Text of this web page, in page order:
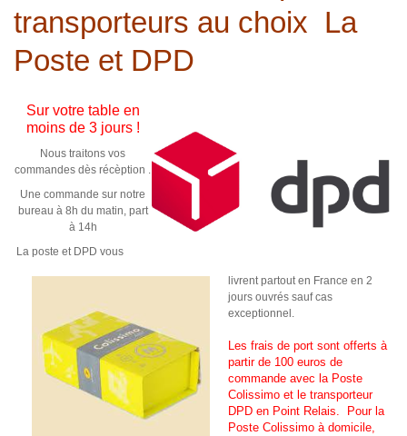
Douceurs et Coffrets Cadeaux
Miel et Apiculture
transporteurs au choix La
Poste et DPD
Sur votre table en
moins de 3 jours !
Nous traitons vos
commandes dès récèption .
Une commande sur notre
bureau à 8h du matin, part
à 14h
La poste et DPD vous
livrent partout en France en 2
jours ouvrés sauf cas
exceptionnel.
Les frais de port sont offerts à
partir de 100 euros de
commande avec la Poste
Colissimo et le transporteur
DPD en Point Relais. Pour la
Poste Colissimo à domicile,